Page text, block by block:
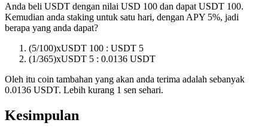
Anda beli USDT dengan nilai USD 100 dan dapat USDT 100.
Kemudian anda staking untuk satu hari, dengan APY 5%, jadi
berapa yang anda dapat?
(5/100)xUSDT 100 : USDT 5
(1/365)xUSDT 5 : 0.0136 USDT
Oleh itu coin tambahan yang akan anda terima adalah sebanyak
0.0136 USDT. Lebih kurang 1 sen sehari.
Kesimpulan